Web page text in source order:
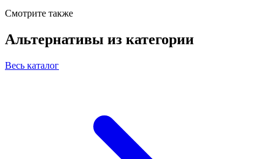
Смотрите также
Альтернативы из категории
Весь каталог